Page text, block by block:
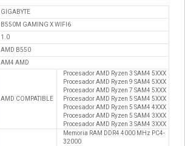
GIGABYTE
B550M GAMING X WIFI6
1.0
AMD B550
AM4 AMD
AMD COMPATIBLE
Procesador AMD Ryzen 3 SAM4 5XXX
Procesador AMD Ryzen 9 SAM4 5XXX
Procesador AMD Ryzen 7 SAM4 5XXX
Procesador AMD Ryzen 5 SAM4 5XXX
Procesador AMD Ryzen 5 SAM4 4XXX
Procesador AMD Ryzen 5 SAM4 3XXX
Procesador AMD Ryzen 3 SAM4 3XXX
Memoria RAM DDR4 4000 MHz PC4-
32000